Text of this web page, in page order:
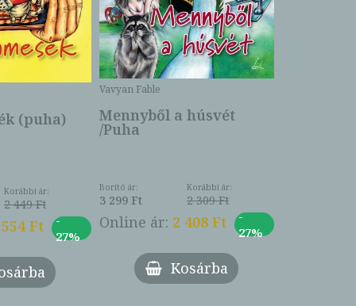
(puha)
Korábbi ár:
2 449 Ft
Ft
-
27%
Vavyan Fable
Mennyből a húsvét
/Puha
Borító ár:
3 299 Ft
Korábbi ár:
2 309 Ft
Online ár: 2 408 Ft
-
27%
Kosárba